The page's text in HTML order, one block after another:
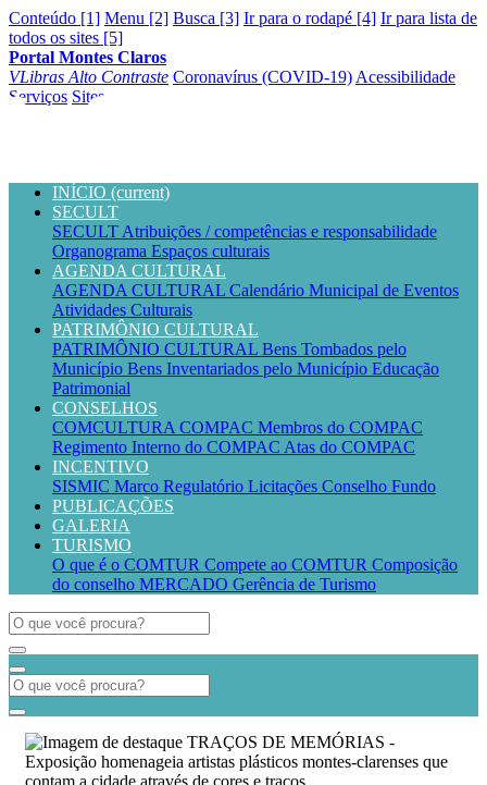
Conteúdo [1] Menu [2] Busca [3] Ir para o rodapé [4] Ir para lista de
todos os sites [5]
Portal Montes Claros
VLibras Alto Contraste Coronavírus (COVID-19) Acessibilidade
Serviços Sites
INÍCIO (current)
SECULT
SECULT Atribuições / competências e responsabilidade
Organograma Espaços culturais
AGENDA CULTURAL
AGENDA CULTURAL Calendário Municipal de Eventos
Atividades Culturais
PATRIMÔNIO CULTURAL
PATRIMÔNIO CULTURAL Bens Tombados pelo
Município Bens Inventariados pelo Município Educação
Patrimonial
CONSELHOS
COMCULTURA COMPAC Membros do COMPAC
Regimento Interno do COMPAC Atas do COMPAC
INCENTIVO
SISMIC Marco Regulatório Licitações Conselho Fundo
PUBLICAÇÕES
GALERIA
TURISMO
O que é o COMTUR Compete ao COMTUR Composição
do conselho MERCADO Gerência de Turismo